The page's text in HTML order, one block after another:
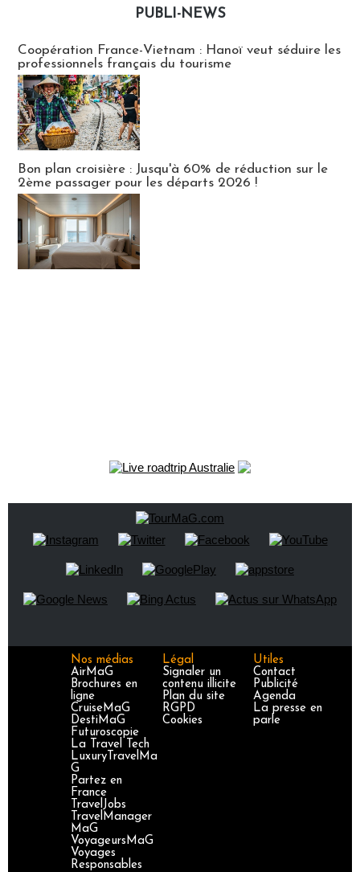
PUBLI-NEWS
Coopération France-Vietnam : Hanoï veut séduire les
professionnels français du tourisme
Bon plan croisière : Jusqu'à 60% de réduction sur le
2ème passager pour les départs 2026 !
Nos médias
AirMaG
Brochures en
ligne
CruiseMaG
DestiMaG
Futuroscopie
La Travel Tech
LuxuryTravelMa
G
Partez en
France
TravelJobs
TravelManager
MaG
VoyageursMaG
Voyages
Responsables
Légal
Signaler un
contenu illicite
Plan du site
RGPD
Cookies
Utiles
Contact
Publicité
Agenda
La presse en
parle